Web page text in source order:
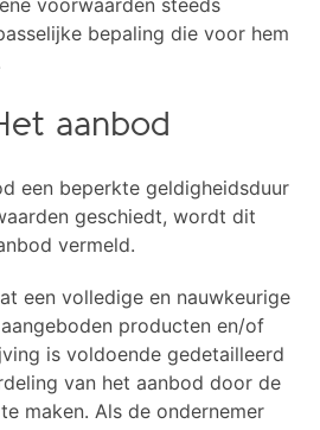
voorwaarden steeds
bepaling die voor hem
aanbod
een beperkte geldigheidsduur
geschiedt, wordt dit
vermeld.
een volledige en nauwkeurige
producten en/of
is voldoende gedetailleerd
van het aanbod door de
maken. Als de ondernemer